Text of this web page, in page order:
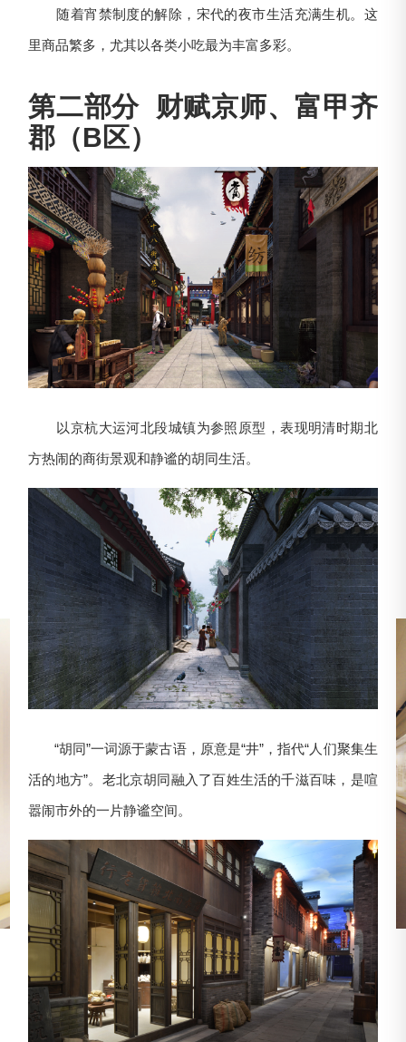
随着宵禁制度的解除，宋代的夜市生活充满生机。这
里商品繁多，尤其以各类小吃最为丰富多彩。
第二部分 财赋京师、富甲齐
郡（B区）
以京杭大运河北段城镇为参照原型，表现明清时期北
方热闹的商街景观和静谧的胡同生活。
“胡同”一词源于蒙古语，原意是“井”，指代“人们聚集生
活的地方”。老北京胡同融入了百姓生活的千滋百味，是喧
嚣闹市外的一片静谧空间。